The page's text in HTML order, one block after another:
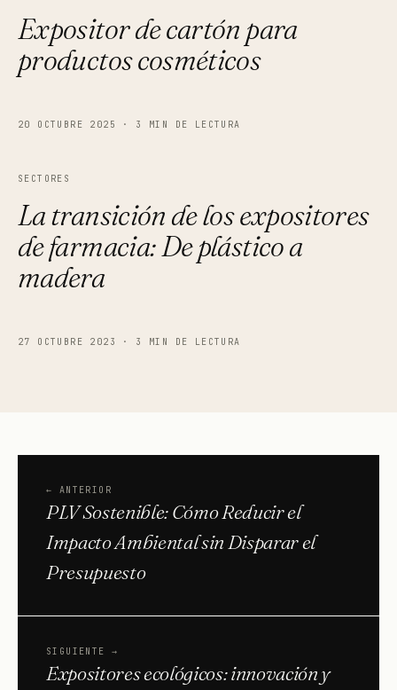
Expositor de cartón para
productos cosméticos
20 OCTUBRE 2025 · 3 MIN DE LECTURA
SECTORES
La transición de los expositores
de farmacia: De plástico a
madera
27 OCTUBRE 2023 · 3 MIN DE LECTURA
← ANTERIOR
PLV Sostenible: Cómo Reducir el
Impacto Ambiental sin Disparar el
Presupuesto
SIGUIENTE →
Expositores ecológicos: innovación y